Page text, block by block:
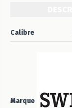
Calibre
Marque